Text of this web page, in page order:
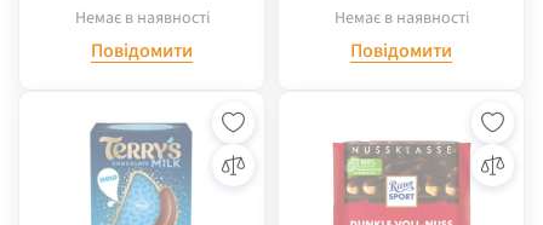
Немає в наявності
Повідомити
Немає в наявності
Повідомити